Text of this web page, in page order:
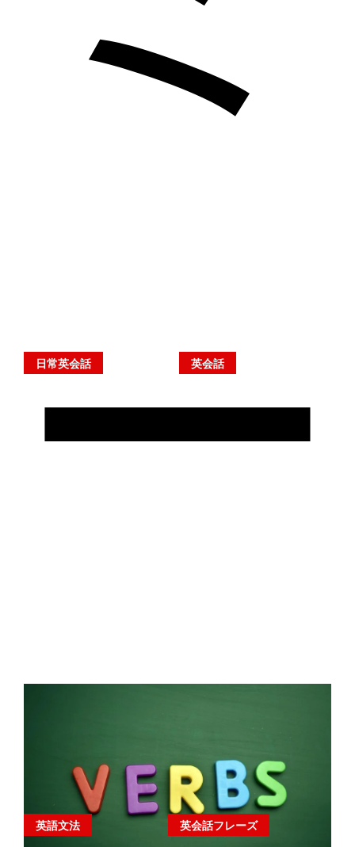
ー
日常英会話 英会話
英語文法 英会話フレーズ